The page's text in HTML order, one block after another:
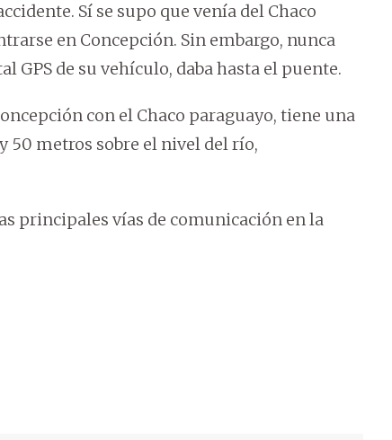
Sí se supo que venía del Chaco
en Concepción. Sin embargo, nunca
GPS de su vehículo, daba hasta el puente.
con el Chaco paraguayo, tiene una
50 metros sobre el nivel del río,
principales vías de comunicación en la